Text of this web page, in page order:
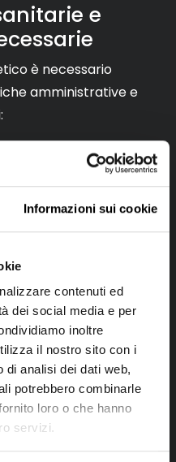
Informazioni sui cookie
contenuti ed
dei social media e per
inoltre
il nostro sito con i
di analisi dei dati web,
potrebbero combinarle
loro o che hanno
servizi.
e
è necessario
amministrative e
locali
dei locali, la
e il rispetto
preparazione
in modo regolare e